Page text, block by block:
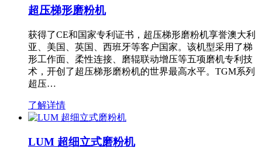
超压梯形磨粉机
获得了CE和国家专利证书，超压梯形磨粉机享誉澳大利
亚、美国、英国、西班牙等客户国家。该机型采用了梯
形工作面、柔性连接、磨辊联动增压等五项磨机专利技
术，开创了超压梯形磨粉机的世界最高水平。TGM系列
超压…
了解详情
LUM 超细立式磨粉机